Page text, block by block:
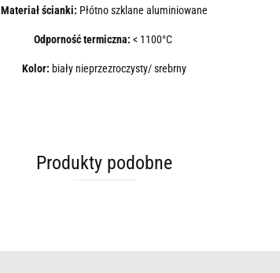
Materiał ścianki: Płótno szklane aluminiowane
Odporność termiczna: < 1100°C
Kolor: biały nieprzezroczysty/ srebrny
Produkty podobne